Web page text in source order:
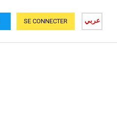
عربي SE CONNECTER